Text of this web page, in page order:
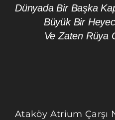
Dünyada Bir Başka
Büyük Bir
Ve Zaten Rüya
Ataköy Atrium Çarşı